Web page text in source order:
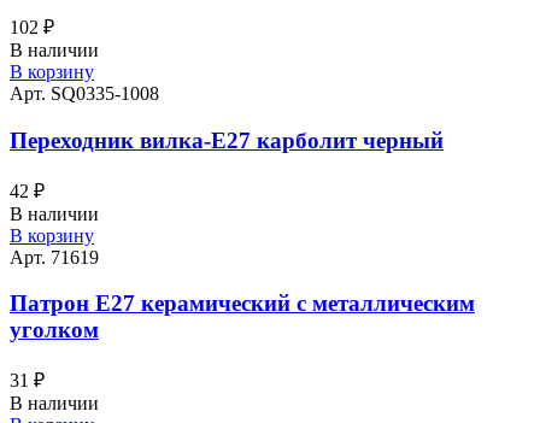
102 ₽
В наличии
В корзину
Арт. SQ0335-1008
Переходник вилка-Е27 карболит черный
42 ₽
В наличии
В корзину
Арт. 71619
Патрон Е27 керамический с металлическим
уголком
31 ₽
В наличии